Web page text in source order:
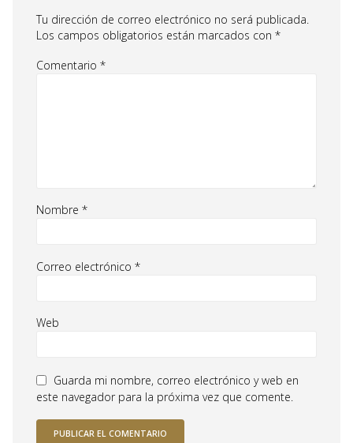
Tu dirección de correo electrónico no será publicada.
Los campos obligatorios están marcados con *
Comentario *
Nombre *
Correo electrónico *
Web
Guarda mi nombre, correo electrónico y web en
este navegador para la próxima vez que comente.